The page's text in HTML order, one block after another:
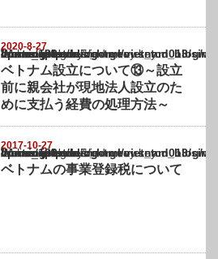
2020-8-27
Warning
: Undefined array key "show_category" in
/home/netst/kuno-cpa.co.jp/public_html/vietnam_blog/wp-content/themes/
on line183
ベトナム設立について⑬～設立
前に親会社が現地法人設立のた
めに支払う経費の処理方法～
2017-10-27
Warning
: Undefined array key "show_category" in
/home/netst/kuno-cpa.co.jp/public_html/vietnam_blog/wp-content/themes/
on line183
ベトナムの事業登録税について